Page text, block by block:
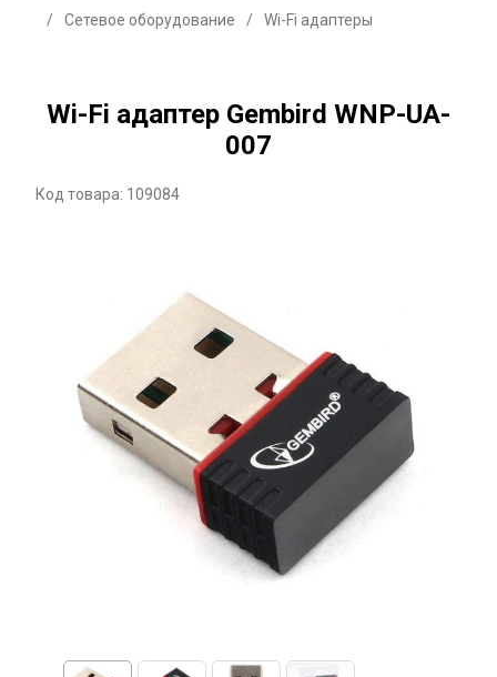
/
Сетевое оборудование / Wi-Fi адаптеры
Wi-Fi адаптер Gembird WNP-UA-
007
Код товара: 109084